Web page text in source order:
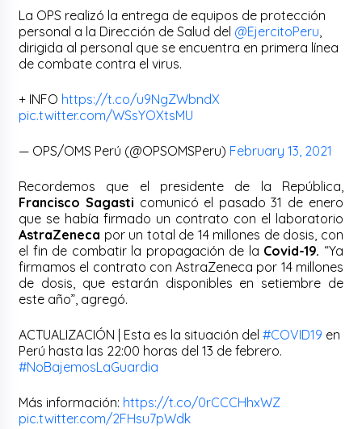
La OPS realizó la entrega de equipos de protección
personal a la Dirección de Salud del @EjercitoPeru
dirigida al personal que se encuentra en primera línea
de combate contra el virus.
+ INFO https://t.co/u9NgZWbndX
pic.twitter.com/WSsYOXtsMU
— OPS/OMS Perú (@OPSOMSPeru) February 13, 2021
Recordemos que el presidente de la República,
Francisco Sagasti comunicó el pasado 31 de enero
que se había firmado un contrato con el laboratorio
AstraZeneca por un total de 14 millones de dosis, con
el fin de combatir la propagación de la Covid-19. “Ya
firmamos el contrato con AstraZeneca por 14 millones
de dosis, que estarán disponibles en setiembre de
este año”, agregó.
ACTUALIZACIÓN | Esta es la situación del#COVID19 en
Perú hasta las 22:00 horas del 13 de febrero.
#NoBajemosLaGuardia
Más información: https://t.co/0rCCCHhxWZ
pic.twitter.com/2FHsu7pWdk